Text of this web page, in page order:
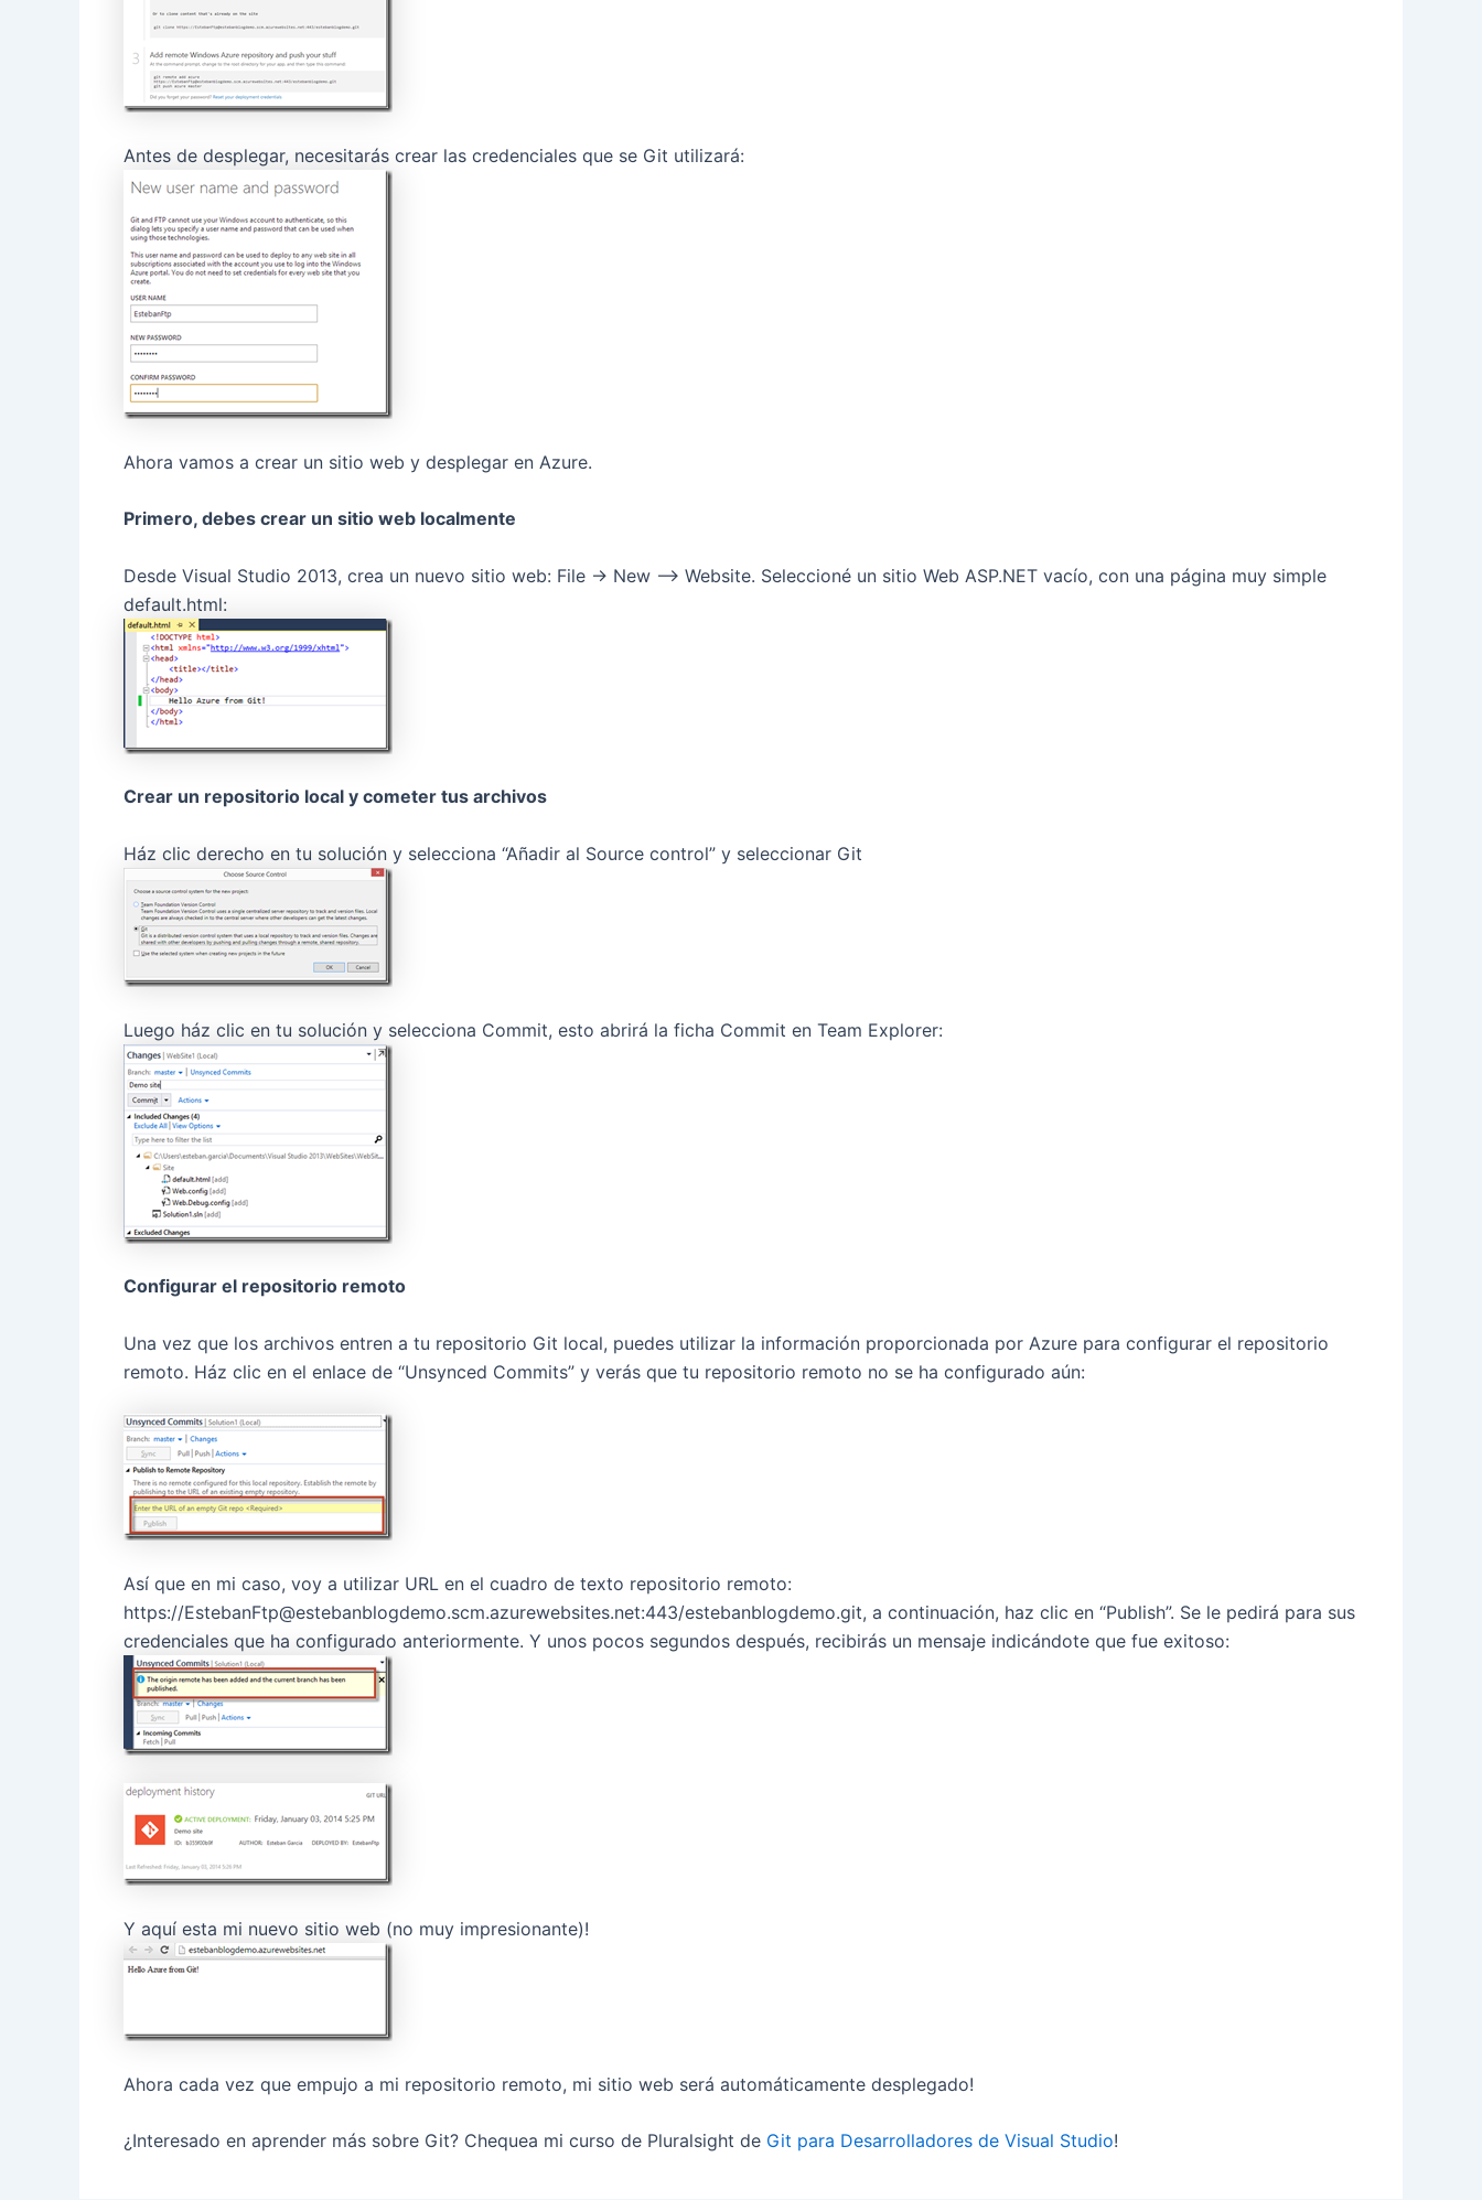
Antes de desplegar, necesitarás crear las credenciales que se Git utilizará:
Ahora vamos a crear un sitio web y desplegar en Azure.
Primero, debes crear un sitio web localmente
Desde Visual Studio 2013, crea un nuevo sitio web: File -> New –> Website. Seleccioné un sitio Web ASP.NET vacío, con una página muy simple
default.html:
Crear un repositorio local y cometer tus archivos
Ház clic derecho en tu solución y selecciona “Añadir al Source control” y seleccionar Git
Luego ház clic en tu solución y selecciona Commit, esto abrirá la ficha Commit en Team Explorer:
Configurar el repositorio remoto
Una vez que los archivos entren a tu repositorio Git local, puedes utilizar la información proporcionada por Azure para configurar el repositorio
remoto. Ház clic en el enlace de “Unsynced Commits” y verás que tu repositorio remoto no se ha configurado aún:
Así que en mi caso, voy a utilizar URL en el cuadro de texto repositorio remoto:
https://EstebanFtp@estebanblogdemo.scm.azurewebsites.net:443/estebanblogdemo.git, a continuación, haz clic en “Publish”. Se le pedirá para sus
credenciales que ha configurado anteriormente. Y unos pocos segundos después, recibirás un mensaje indicándote que fue exitoso:
Y aquí esta mi nuevo sitio web (no muy impresionante)!
Ahora cada vez que empujo a mi repositorio remoto, mi sitio web será automáticamente desplegado!
¿Interesado en aprender más sobre Git? Chequea mi curso de Pluralsight de Git para Desarrolladores de Visual Studio!